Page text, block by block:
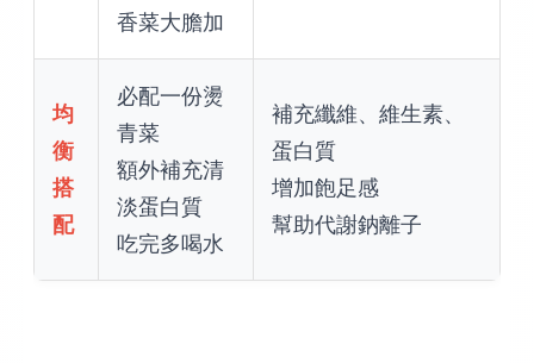
香菜大膽加
均
衡
搭
配
必配一份燙
青菜
額外補充清
淡蛋白質
吃完多喝水
補充纖維、維生素、
蛋白質
增加飽足感
幫助代謝鈉離子